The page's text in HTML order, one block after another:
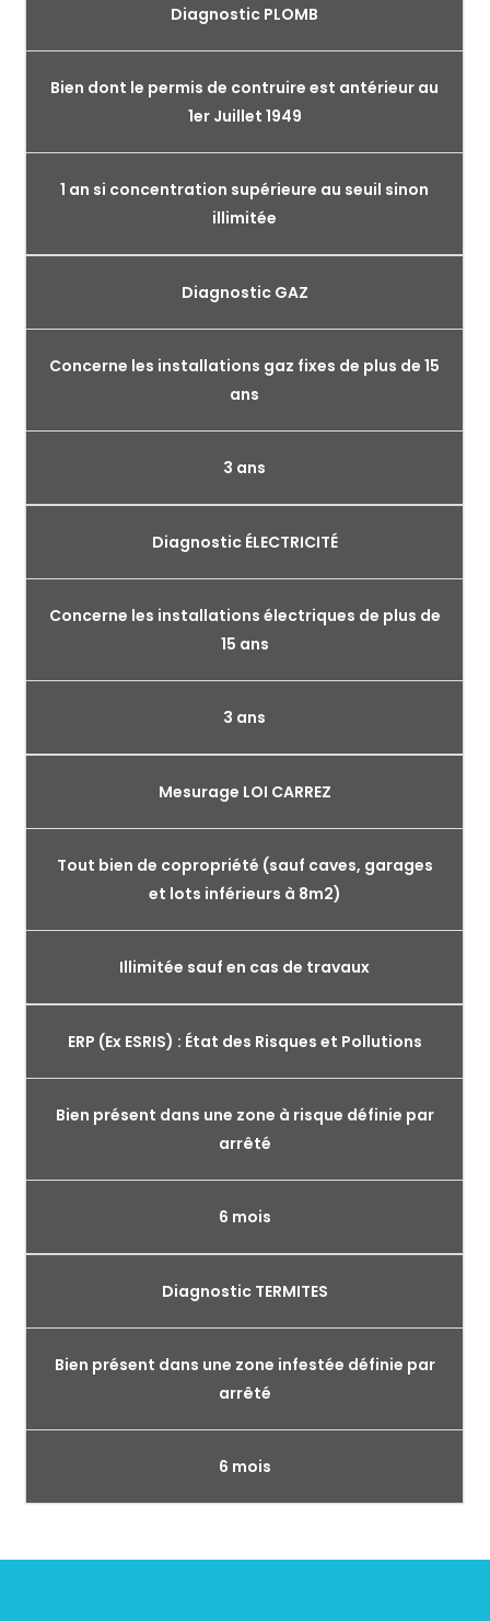
Diagnostic PLOMB
Bien dont le permis de contruire est antérieur au
1er Juillet 1949
1 an si concentration supérieure au seuil sinon
illimitée
Diagnostic GAZ
Concerne les installations gaz fixes de plus de 15
ans
3 ans
Diagnostic ÉLECTRICITÉ
Concerne les installations électriques de plus de
15 ans
3 ans
Mesurage LOI CARREZ
Tout bien de copropriété (sauf caves, garages
et lots inférieurs à 8m2)
Illimitée sauf en cas de travaux
ERP (Ex ESRIS) : État des Risques et Pollutions
Bien présent dans une zone à risque définie par
arrêté
6 mois
Diagnostic TERMITES
Bien présent dans une zone infestée définie par
arrêté
6 mois